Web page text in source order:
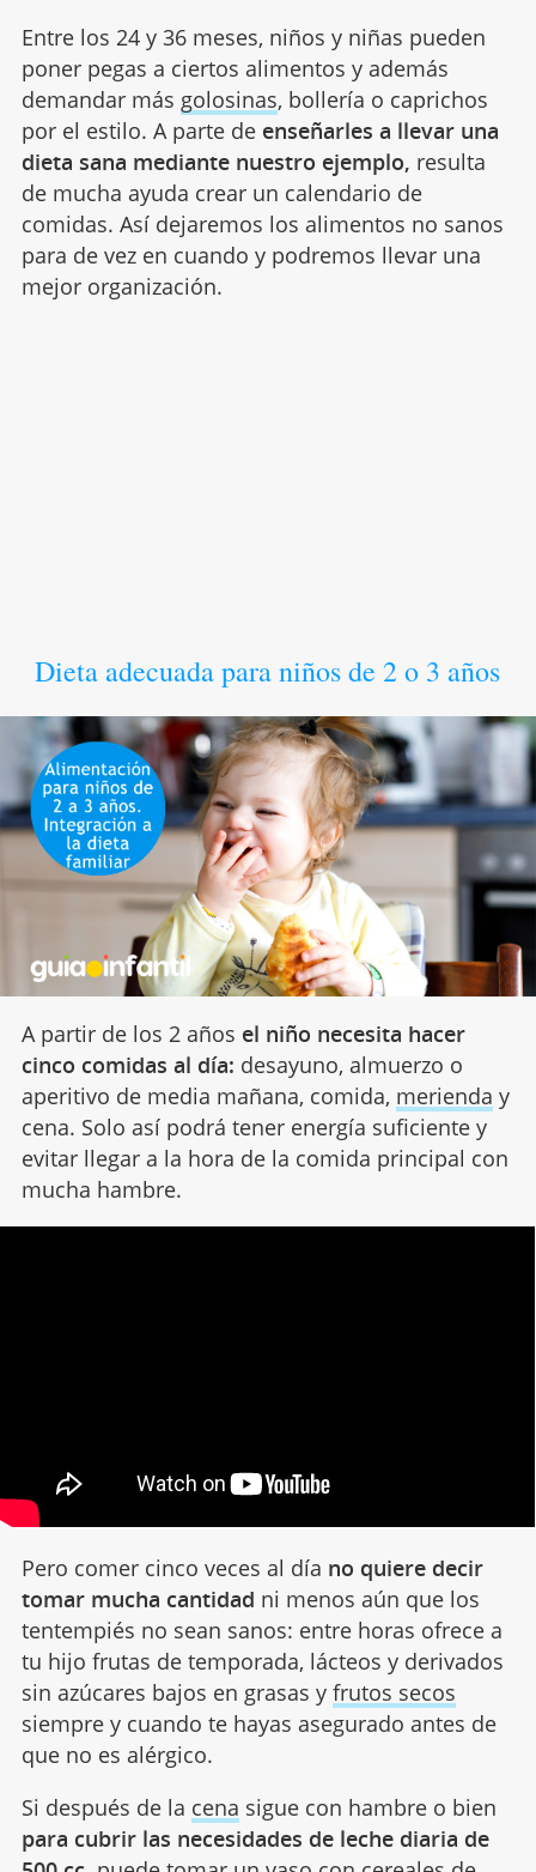
Entre los 24 y 36 meses, niños y niñas pueden
poner pegas a ciertos alimentos y además
demandar más golosinas, bollería o caprichos
por el estilo. A parte de enseñarles a llevar una
dieta sana mediante nuestro ejemplo, resulta
de mucha ayuda crear un calendario de
comidas. Así dejaremos los alimentos no sanos
para de vez en cuando y podremos llevar una
mejor organización.
Dieta adecuada para niños de 2 o 3 años
A partir de los 2 años el niño necesita hacer
cinco comidas al día: desayuno, almuerzo o
aperitivo de media mañana, comida, merienda y
cena. Solo así podrá tener energía suficiente y
evitar llegar a la hora de la comida principal con
mucha hambre.
Pero comer cinco veces al día no quiere decir
tomar mucha cantidad ni menos aún que los
tentempiés no sean sanos: entre horas ofrece a
tu hijo frutas de temporada, lácteos y derivados
sin azúcares bajos en grasas y frutos secos
siempre y cuando te hayas asegurado antes de
que no es alérgico.
Si después de la cena sigue con hambre o bien
para cubrir las necesidades de leche diaria de